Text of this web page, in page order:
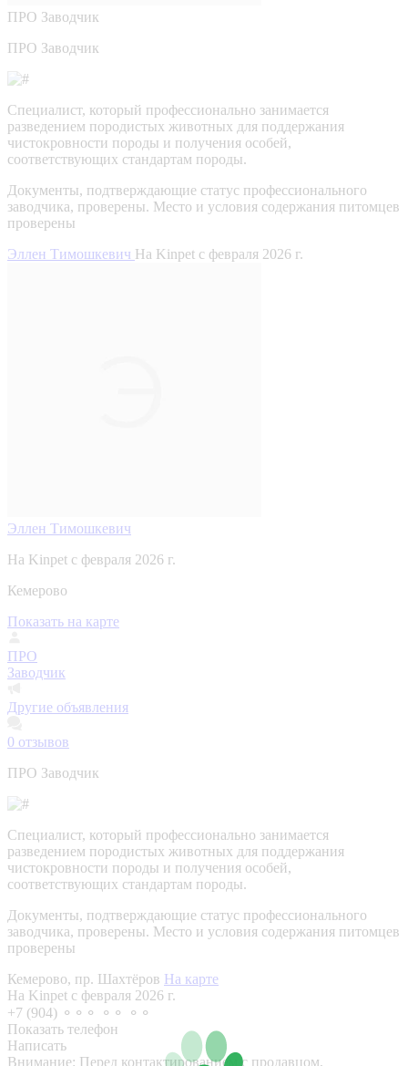
ПРО Заводчик
ПРО Заводчик
Специалист, который профессионально занимается
разведением породистых животных для поддержания
чистокровности породы и получения особей,
соответствующих стандартам породы.
Документы, подтверждающие статус профессионального
заводчика, проверены. Место и условия содержания питомцев
проверены
Эллен Тимошкевич На Kinpet c февраля 2026 г.
Эллен Тимошкевич
На Kinpet c февраля 2026 г.
Кемерово
Показать на карте
ПРО
Заводчик
Другие объявления
0 отзывов
ПРО Заводчик
Специалист, который профессионально занимается
разведением породистых животных для поддержания
чистокровности породы и получения особей,
соответствующих стандартам породы.
Документы, подтверждающие статус профессионального
заводчика, проверены. Место и условия содержания питомцев
проверены
Кемерово, пр. Шахтёров На карте
На Kinpet c февраля 2026 г.
+7 (904) ⚬⚬⚬ ⚬⚬ ⚬⚬
Показать телефон
Написать
Внимание: Перед контактированием с продавцом,